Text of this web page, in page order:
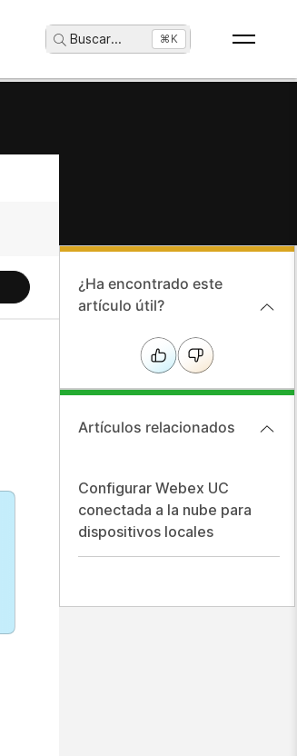
Buscar... ⌘K
¿Ha encontrado este
artículo útil?
Artículos relacionados
Configurar Webex UC
conectada a la nube para
dispositivos locales